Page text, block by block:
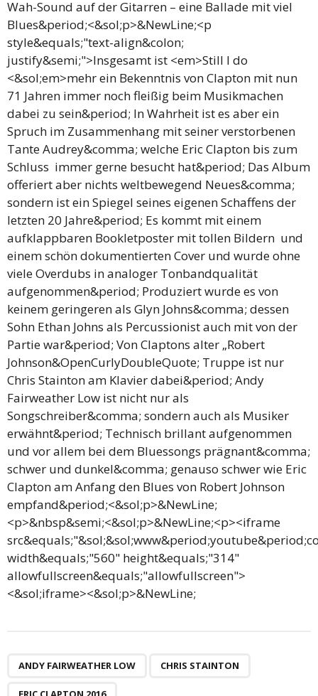
Wah-Sound auf der Gitarren – eine Ballade mit viel
Blues&period;<&sol;p>&NewLine;<p
style&equals;"text-align&colon;
justify&semi;">Insgesamt ist <em>Still I do
<&sol;em>mehr ein Bekenntnis von Clapton mit nun
71 Jahren immer noch fleißig beim Musikmachen
dabei zu sein&period; In Wahrheit ist es aber ein
Spruch im Zusammenhang mit seiner verstorbenen
Tante Audrey&comma; welche Eric Clapton bis zum
Schluss immer gerne besucht hat&period; Das Album
offeriert aber nichts weltbewegend Neues&comma;
sondern ist ein Spiegel seines eigenen Schaffens der
letzten 20 Jahre&period; Es kommt mit einem
aufklappbaren Bookletposter mit tollen Bildern und
einem schön dokumentierten Cover und wurde ohne
viele Overdubs in analoger Tonbandqualität
aufgenommen&period; Produziert wurde es von
keinem geringeren als Glyn Johns&comma; dessen
Sohn Ethan Johns als Percussionist auch mit von der
Partie war&period; Von Claptons alter „Robert
Johnson&OpenCurlyDoubleQuote; Truppe ist nur
Chris Stainton am Klavier dabei&period; Andy
Fairweather Low ist nicht nur als
Songschreiber&comma; sondern auch als Musiker
erwähnt&period; Technisch brillant aufgenommen
und vor allem bei dem Bluessongs prägnant&comma;
schwer und dunkel&comma; genauso schwer wie Eric
Clapton am Anfang den Blues von Robert Johnson
empfand&period;<&sol;p>&NewLine;
<p>&nbsp&semi;<&sol;p>&NewLine;<p><iframe
width&equals;"560" height&equals;"314"
allowfullscreen&equals;"allowfullscreen">
<&sol;iframe><&sol;p>&NewLine;
ANDY FAIRWEATHER LOW CHRIS STAINTON